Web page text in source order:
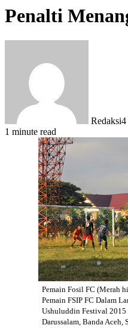
Penalti
Redaksi4
1 minute read
Pemain Fosil FC (Merah
Pemain FSIP FC Dalam
Ushuluddin Festival 2015
Darussalam, Banda Aceh,